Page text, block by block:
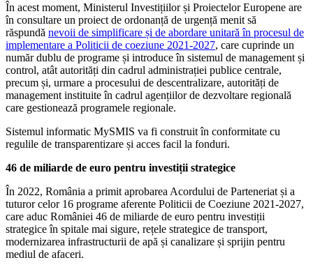
În acest moment, Ministerul Investițiilor și Proiectelor Europene are
în consultare un proiect de ordonanță de urgență menit să
răspundă nevoii de simplificare și de abordare unitară în procesul de
implementare a Politicii de coeziune 2021-2027, care cuprinde un
număr dublu de programe și introduce în sistemul de management și
control, atât autorități din cadrul administrației publice centrale,
precum și, urmare a procesului de descentralizare, autorități de
management instituite în cadrul agențiilor de dezvoltare regională
care gestionează programele regionale.
Sistemul informatic MySMIS va fi construit în conformitate cu
regulile de transparentizare și acces facil la fonduri.
46 de miliarde de euro pentru investiții strategice
În 2022, România a primit aprobarea Acordului de Parteneriat și a
tuturor celor 16 programe aferente Politicii de Coeziune 2021-2027,
care aduc României 46 de miliarde de euro pentru investiții
strategice în spitale mai sigure, rețele strategice de transport,
modernizarea infrastructurii de apă și canalizare și sprijin pentru
mediul de afaceri.